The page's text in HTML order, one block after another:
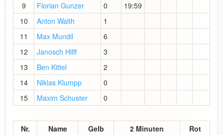
9 Florian Gunzer 0
19:59
10
Anton Walth
1
11
Max Mundil
6
12
Janosch Hilff
3
13
Ben Kittel
2
14
Niklas Klumpp
0
15
Maxim Schuster 0
Nr. Name Gelb 2 Minuten Rot